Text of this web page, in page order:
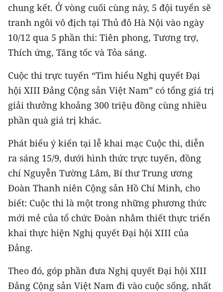
Media Du lịch
Media Thế giới
Media Thể thao
Media Giáo dục
Media Y tế
Media Khoa học - Công nghệ
Media Môi trường
Ảnh
Infographic
TIN MỚI
TIN ĐỊA PHƯƠNG
Đồng bằng sông Hồng
chung kết. Ở vòng cuối cùng này, 5 đội tuyển sẽ
tranh ngôi vô địch tại Thủ đô Hà Nội vào ngày
10/12 qua 5 phần thi: Tiên phong, Tương trợ,
Thích ứng, Tăng tốc và Tỏa sáng.
Cuộc thi trực tuyến “Tìm hiểu Nghị quyết Đại
hội XIII Đảng Cộng sản Việt Nam” có tổng giá trị
giải thưởng khoảng 300 triệu đồng cùng nhiều
phần quà giá trị khác.
Phát biểu ý kiến tại lễ khai mạc Cuộc thi, diễn
ra sáng 15/9, dưới hình thức trực tuyến, đồng
chí Nguyễn Tường Lâm, Bí thư Trung ương
Đoàn Thanh niên Cộng sản Hồ Chí Minh, cho
biết: Cuộc thi là một trong những phương thức
mới mẻ của tổ chức Đoàn nhằm thiết thực triển
khai thực hiện Nghị quyết Đại hội XIII của
Đảng.
Theo đó, góp phần đưa Nghị quyết Đại hội XIII
Đảng Cộng sản Việt Nam đi vào cuộc sống, nhất